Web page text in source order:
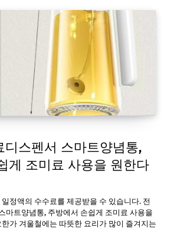
디스펜서 스마트양념통,
게 조미료 사용을 원한다
정액의 수수료를 제공받을 수 있습니다. 전
마트양념통, 주방에서 손쉽게 조미료 사용을
가 겨울철에는 따뜻한 요리가 많이 즐겨지는